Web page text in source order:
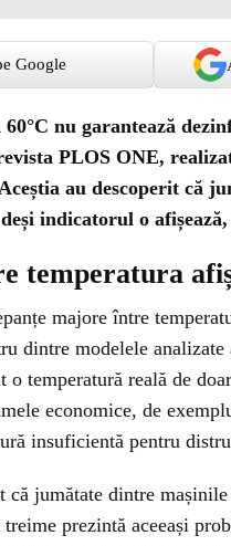
Google
nu garantează
PLOS ONE,
au descoperit că
indicatorul o
temperatura
majore între
dintre modelele analizate
temperatură reală de
economice, de
insuficientă pentru
că jumătate dintre
prezintă aceeași